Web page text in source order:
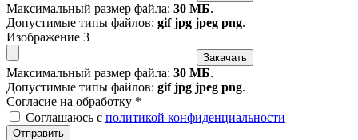
Максимальный размер файла: 30 МБ.
Допустимые типы файлов: gif jpg jpeg png.
Изображение 3
Закачать
Максимальный размер файла: 30 МБ.
Допустимые типы файлов: gif jpg jpeg png.
Согласие на обработку *
Соглашаюсь с политикой конфиденциальности
Отправить